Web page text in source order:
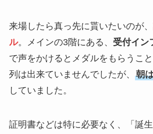
来場したら真っ先に貰いたいのが、
ル。メインの3階にある、 受付イン
で声をかけるとメダルをもらうこと
列は出来ていませんでしたが、 朝
していました。
証明書などは特に必要なく、「誕